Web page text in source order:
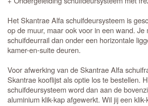
Het Skantrae Alfa schuifdeursysteem is
op de muur, maar ook voor in een wand. Je
schuifdeurrail dan onder een horizontale
kamer-en-suite deuren.
Voor afwerking van de Skantrae Alfa
Skantrae kooflijst als optie los te bestellen.
schuifdeursysteem word dan aan de
aluminium klik-kap afgewerkt. Wil jij een